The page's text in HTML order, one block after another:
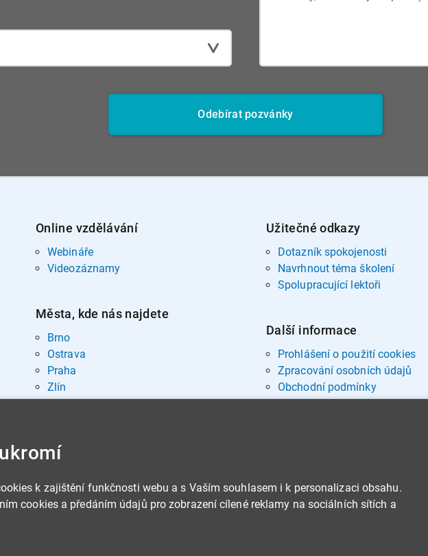
Odebírat pozvánky
Online vzdělávání
Webináře
Videozáznamy
Města, kde nás najdete
Brno
Ostrava
Praha
Zlín
Užitečné odkazy
Dotazník spokojenosti
Navrhnout téma školení
Spolupracující lektoři
Další informace
Prohlášení o použití cookies
Zpracování osobních údajů
Obchodní podmínky
k zajištění funkčnosti webu a s Vaším souhlasem i k personalizaci obsahu.
cookies a předáním údajů pro zobrazení cílené reklamy na sociálních sítích a